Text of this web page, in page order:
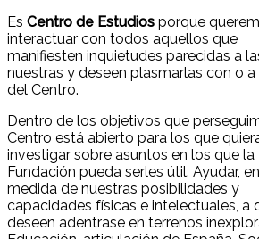
Es Centro de Estudios porque
interactuar con todos aquellos que
manifiesten inquietudes parecidas a
nuestras y deseen plasmarlas con o a
del Centro.
Dentro de los objetivos que
Centro está abierto para los que
investigar sobre asuntos en los que la
Fundación pueda serles útil. Ayudar,
medida de nuestras posibilidades y
capacidades físicas e intelectuales, a
deseen adentrase en terrenos